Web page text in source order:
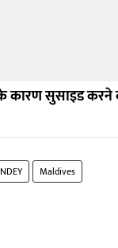
सुसाइड करने
Maldives